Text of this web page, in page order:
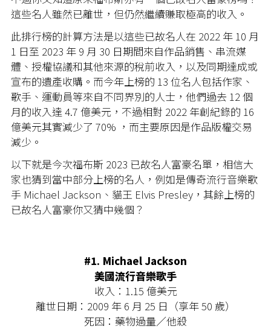
這些名人雖然已離世，但仍然繼續賺取極高的收入。
此排行榜的計算方法是以這些已故名人在 2022 年 10 月
1 日至 2023 年 9 月 30 日期間來自作品銷售、串流媒
體、授權協議和其他來源的稅前收入，以及同期達成或
宣布的遺產收購。而今年上榜的 13 位名人包括作家、
歌手、運動員等來自不同界別的人士，他們過去 12 個
月的收入達 4.7 億美元，不過相對 2022 年創紀錄的 16
億美元其實減少了 70% ，而主要原因是作品版權交易
減少。
以下就是今次福布斯 2023 已故名人富豪名單，相信大
家也猜到當中部分上榜的名人，例如是傳奇流行音樂歌
手 Michael Jackson、貓王 Elvis Presley，其餘上榜的
已故名人富豪你又猜中幾個？
#1. Michael Jackson
美國流行音樂歌手
收入：1.15 億美元
離世日期：2009 年 6 月 25 日（享年 50 歲）
死因：藥物過量／他殺